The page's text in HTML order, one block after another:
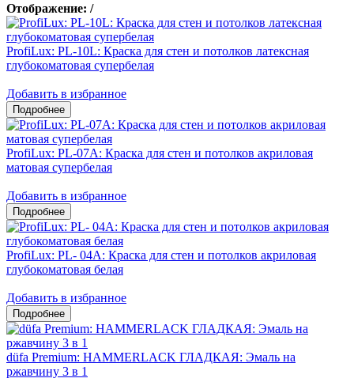
Отображение: /
ProfiLux: PL-10L: Краска для стен и потолков латексная
глубокоматовая супербелая
Добавить в избранное
ProfiLux: PL-07А: Краска для стен и потолков акриловая
матовая супербелая
Добавить в избранное
ProfiLux: PL- 04А: Краска для стен и потолков акриловая
глубокоматовая белая
Добавить в избранное
düfa Premium: HAMMERLACK ГЛАДКАЯ: Эмаль на
ржавчину 3 в 1